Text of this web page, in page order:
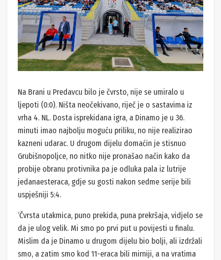
Na Brani u Predavcu bilo je čvrsto, nije se umiralo u
ljepoti (0:0). Ništa neočekivano, riječ je o sastavima iz
vrha 4. NL. Dosta isprekidana igra, a Dinamo je u 36.
minuti imao najbolju moguću priliku, no nije realizirao
kazneni udarac. U drugom dijelu domaćin je stisnuo
Grubišnopoljce, no nitko nije pronašao način kako da
probije obranu protivnika pa je odluka pala iz lutrije
jedanaesteraca, gdje su gosti nakon sedme serije bili
uspješniji 5:4.
‘Čvrsta utakmica, puno prekida, puna prekršaja, vidjelo se
da je ulog velik. Mi smo po prvi put u povijesti u finalu.
Mislim da je Dinamo u drugom dijelu bio bolji, ali izdržali
smo, a zatim smo kod 11-eraca bili mirniji, a na vratima